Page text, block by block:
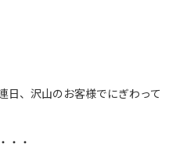
日、沢山のお客様でにぎわって
・・